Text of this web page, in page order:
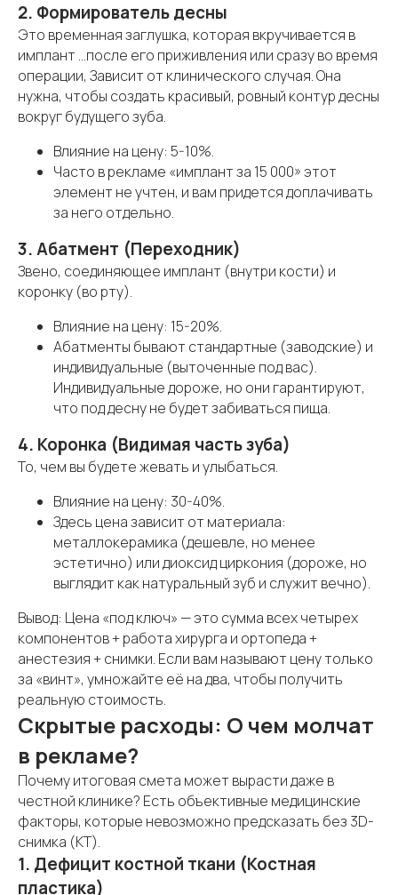
2. Формирователь десны
Это временная заглушка, которая вкручивается в
имплант ...после его приживления или сразу во время
операции, Зависит от клинического случая. Она
нужна, чтобы создать красивый, ровный контур десны
вокруг будущего зуба.
Влияние на цену: 5-10%.
Часто в рекламе «имплант за 15 000» этот
элемент не учтен, и вам придется доплачивать
за него отдельно.
3. Абатмент (Переходник)
Звено, соединяющее имплант (внутри кости) и
коронку (во рту).
Влияние на цену: 15-20%.
Абатменты бывают стандартные (заводские) и
индивидуальные (выточенные под вас).
Индивидуальные дороже, но они гарантируют,
что под десну не будет забиваться пища.
4. Коронка (Видимая часть зуба)
То, чем вы будете жевать и улыбаться.
Влияние на цену: 30-40%.
Здесь цена зависит от материала:
металлокерамика (дешевле, но менее
эстетично) или диоксид циркония (дороже, но
выглядит как натуральный зуб и служит вечно).
Вывод: Цена «под ключ» — это сумма всех четырех
компонентов + работа хирурга и ортопеда +
анестезия + снимки. Если вам называют цену только
за «винт», умножайте её на два, чтобы получить
реальную стоимость.
Скрытые расходы: О чем молчат
в рекламе?
Почему итоговая смета может вырасти даже в
честной клинике? Есть объективные медицинские
факторы, которые невозможно предсказать без 3D-
снимка (КТ).
1. Дефицит костной ткани (Костная
пластика)